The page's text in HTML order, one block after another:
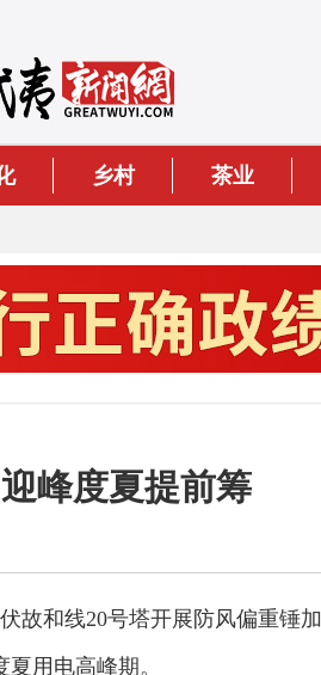
乡村 茶业
峰度夏提前筹
故和线20号塔开展防风偏重锤加
用电高峰期。